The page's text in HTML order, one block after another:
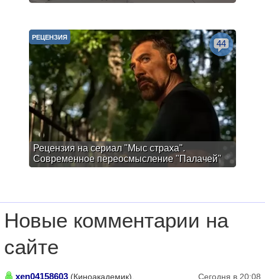
Рецензия на сериал "Мыс страха".
Современное переосмысление "Палачей"
РЕЦЕНЗИЯ
44
Новые комментарии на
сайте
xen04158603 (Киноакадемик),
Сегодня в 20:08